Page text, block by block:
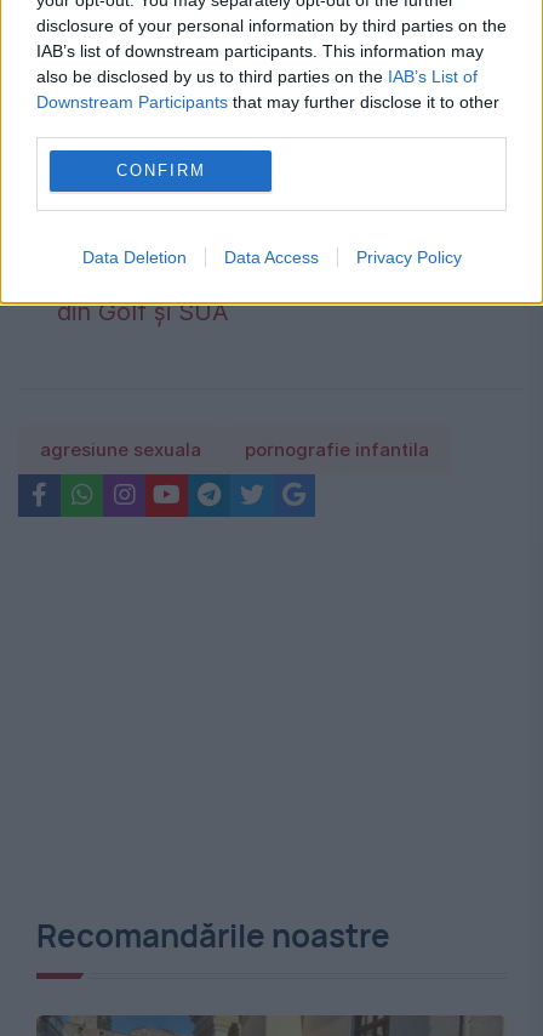
disclosure of your personal information by third parties on the
IAB’s list of downstream participants. This information may
also be disclosed by us to third parties on the IAB’s List of
Downstream Participants that may further disclose it to other
CONFIRM
Data Deletion Data Access Privacy Policy
electrică. Transelectrica poate limita
consumul între orele 19:00 și 23:00 dacă
apar deficite în sistem
Prețul petrolului a scăzut puternic după
semnalele privind un acord în
urmăresc negocierile dintre Iran, statele
din Golf și SUA
agresiune sexuala pornografie infantila
Recomandările noastre